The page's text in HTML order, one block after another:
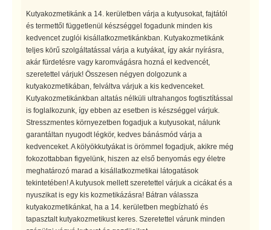
Kutyakozmetikánk a 14. kerületben várja a kutyusokat, fajtától
és termettől függetlenül készséggel fogadunk minden kis
kedvencet zuglói kisállatkozmetikánkban. Kutyakozmetikánk
teljes körű szolgáltatással várja a kutyákat, így akár nyírásra,
akár fürdetésre vagy karomvágásra hozná el kedvencét,
szeretettel várjuk! Összesen négyen dolgozunk a
kutyakozmetikában, felváltva várjuk a kis kedvenceket.
Kutyakozmetikánkban altatás nélküli ultrahangos fogtisztítással
is foglalkozunk, így ebben az esetben is készséggel várjuk.
Stresszmentes környezetben fogadjuk a kutyusokat, nálunk
garantáltan nyugodt légkör, kedves bánásmód várja a
kedvenceket. A kölyökkutyákat is örömmel fogadjuk, akikre még
fokozottabban figyelünk, hiszen az első benyomás egy életre
meghatározó marad a kisállatkozmetikai látogatások
tekintetében! A kutyusok mellett szeretettel várjuk a cicákat és a
nyuszikat is egy kis kozmetikázásra! Bátran válassza
kutyakozmetikánkat, ha a 14. kerületben megbízható és
tapasztalt kutyakozmetikust keres. Szeretettel várunk minden